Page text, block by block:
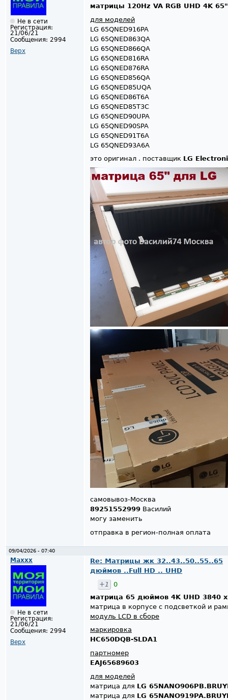
Не в сети
Регистрация:
21/06/21
Сообщения: 2994
Верх
матрицы 120Hz VA RGB UHD 4K
для моделей
LG 65QNED916PA
LG 65QNED863QA
LG 65QNED866QA
LG 65QNED816RA
LG 65QNED876RA
LG 65QNED856QA
LG 65QNED85UQA
LG 65QNED86T6A
LG 65QNED85T3C
LG 65QNED90UPA
LG 65QNED90SPA
LG 65QNED91T6A
LG 65QNED93A6A
это оригинал . поставщик LG
самовывоз-Москва
89251552999 Василий
могу заменить
отправка в регион-полная оплата
09/04/2026 - 07:40
Maxxx
Не в сети
Регистрация:
21/06/21
Сообщения: 2994
Верх
Re: Матрицы жк 32..43..50..55..65
дюймов ..Full HD .. UHD
+1
0
матрица 65 дюймов 4K UHD 3840 x
матрица в корпусе с подсветкой и
модуль LCD в сборе
маркировка
HC650DQB-SLDA1
партномер
EAJ65689603
для моделей
матрица для LG
матрица для LG